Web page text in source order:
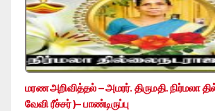
மரண அறிவித்தல் – அமரர். திருமதி. நிர்மலா
வேவி ரீச்சர் )– பாண்டிருப்பு